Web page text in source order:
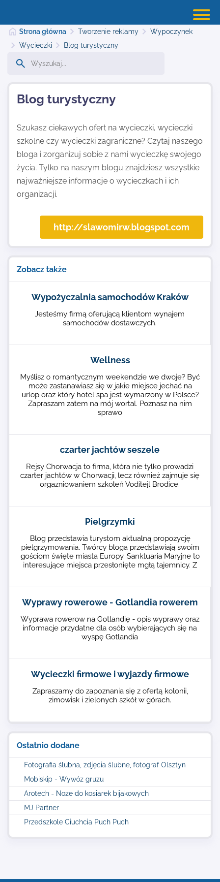
Najnowsze
Kontakt
Strona główna Tworzenie reklamy
Wypoczynek
Wycieczki
Blog turystyczny
Ostatnio dodane
Fotografia ślubna, zdjęcia ślubne, fotograf Olsztyn
Mobiskip - Wywóz gruzu
Arotech - Noże do kosiarek bijakowych
MJ Partner
Przedszkole Ciuchcia Puch Puch
Blog turystyczny
Szukasz ciekawych ofert na wycieczki, wycieczki
szkolne czy wycieczki zagraniczne? Czytaj naszego
bloga i zorganizuj sobie z nami wycieczkę swojego
życia. Tylko na naszym blogu znajdziesz wszystkie
najważniejsze informacje o wycieczkach i ich
organizacji.
http://slawomirw.blogspot.com
Zobacz także
Wypożyczalnia samochodów Kraków
Jesteśmy firmą oferującą klientom wynajem
samochodów dostawczych.
Wellness
Myślisz o romantycznym weekendzie we dwoje? Być
może zastanawiasz się w jakie miejsce jechać na
urlop oraz który hotel spa jest wymarzony w Polsce?
Zapraszam zatem na mój wortal. Poznasz na nim
sprawo
czarter jachtów seszele
Rejsy Chorwacja to firma, która nie tylko prowadzi
czarter jachtów w Chorwacji, lecz również zajmuje się
orgazniowaniem szkoleń Voditejl Brodice.
Pielgrzymki
Blog przedstawia turystom aktualną propozycję
pielgrzymowania. Twórcy bloga przedstawiają swoim
gościom święte miasta Europy. Sanktuaria Maryjne to
interesujące miejsca przesłonięte mgłą tajemnicy. Z
Wyprawy rowerowe - Gotlandia rowerem
Wyprawa rowerow na Gotlandię - opis wyprawy oraz
informacje przydatne dla osób wybierających się na
wyspę Gotlandia
Wycieczki firmowe i wyjazdy firmowe
Zapraszamy do zapoznania się z ofertą kolonii,
zimowisk i zielonych szkół w górach.